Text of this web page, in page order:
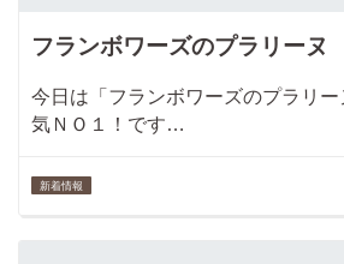
フランボワーズのプラリーヌ
今日は「フランボワーズのプラリー
気ＮＯ１！です…
新着情報